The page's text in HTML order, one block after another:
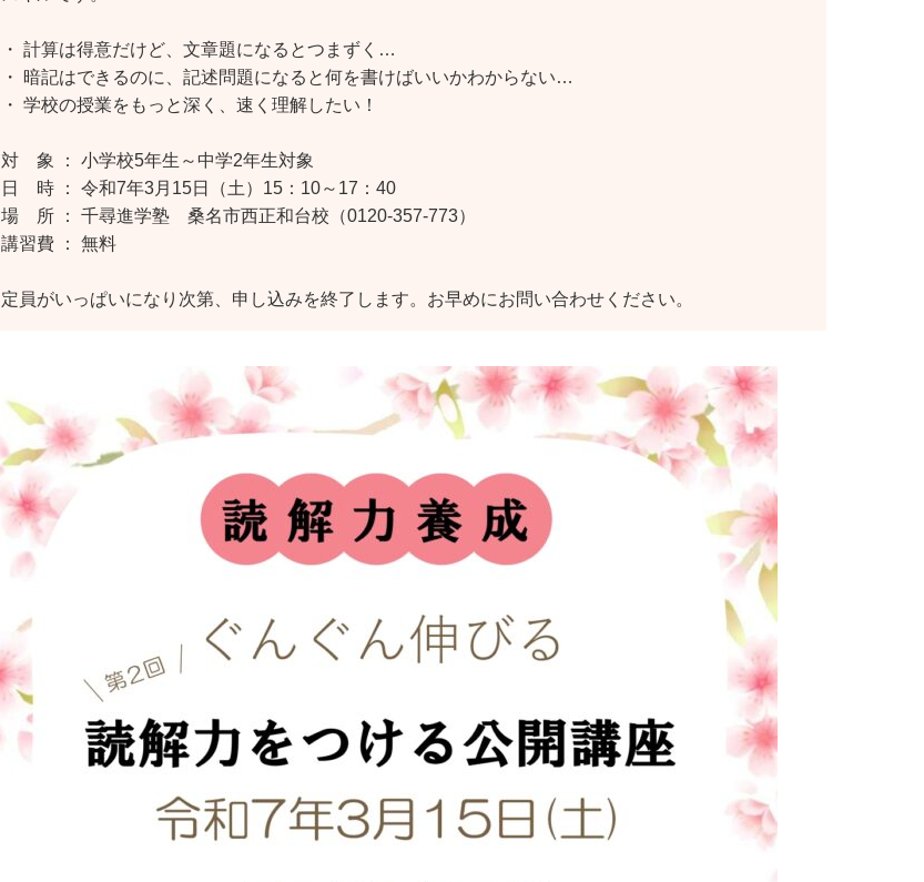
・ 計算は得意だけど、文章題になるとつまずく…
・ 暗記はできるのに、記述問題になると何を書けばいいかわからない…
・ 学校の授業をもっと深く、速く理解したい！
対 象 ： 小学校5年生～中学2年生対象
日 時 ： 令和7年3月15日（土）15：10～17：40
場 所 ： 千尋進学塾 桑名市西正和台校（0120-357-773）
講習費 ： 無料
定員がいっぱいになり次第、申し込みを終了します。お早めにお問い合わせください。